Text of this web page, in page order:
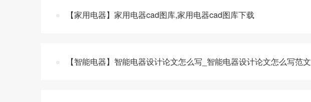
【家用电器】家用电器cad图库,家用电器cad图库下载
【智能电器】智能电器设计论文怎么写_智能电器设计论文怎么写范文